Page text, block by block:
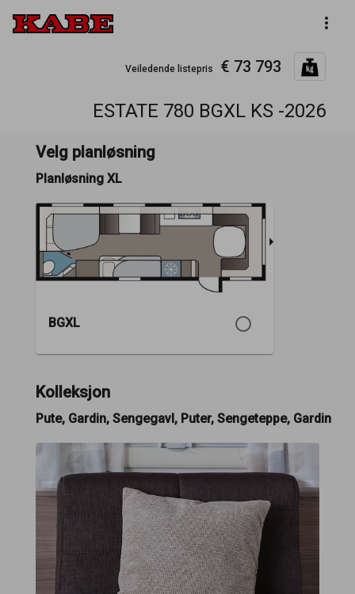
more_vert
Veiledende listepris € 73 793
ESTATE 780 BGXL KS -2026
Velg planløsning
Planløsning XL
BGXL
Kolleksjon
Pute, Gardin, Sengegavl, Puter, Sengeteppe, Gardin